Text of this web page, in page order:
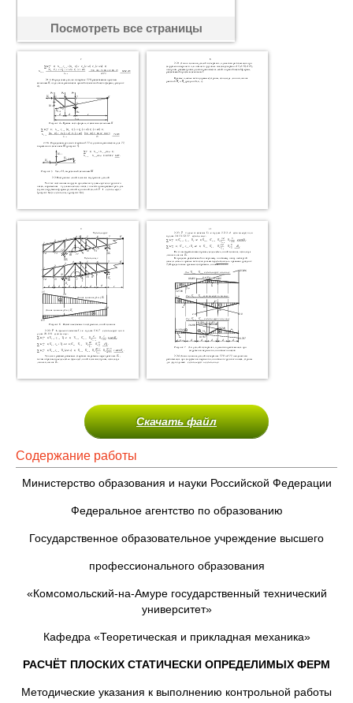
Посмотреть все страницы
Скачать файл
Содержание работы
Министерство образования и науки Российской Федерации
Федеральное агентство по образованию
Государственное образовательное учреждение высшего
профессионального образования
«Комсомольский-на-Амуре государственный технический
университет»
Кафедра «Теоретическая и прикладная механика»
РАСЧЁТ ПЛОСКИХ СТАТИЧЕСКИ ОПРЕДЕЛИМЫХ ФЕРМ
Методические указания к выполнению контрольной работы